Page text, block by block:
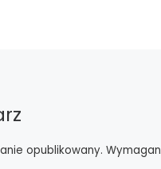
opublikowany.